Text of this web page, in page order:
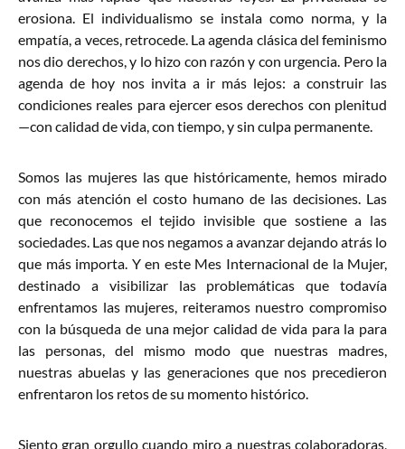
erosiona. El individualismo se instala como norma, y la
empatía, a veces, retrocede. La agenda clásica del feminismo
nos dio derechos, y lo hizo con razón y con urgencia. Pero la
agenda de hoy nos invita a ir más lejos: a construir las
condiciones reales para ejercer esos derechos con plenitud
—con calidad de vida, con tiempo, y sin culpa permanente.
Somos las mujeres las que históricamente, hemos mirado
con más atención el costo humano de las decisiones. Las
que reconocemos el tejido invisible que sostiene a las
sociedades. Las que nos negamos a avanzar dejando atrás lo
que más importa. Y en este Mes Internacional de la Mujer,
destinado a visibilizar las problemáticas que todavía
enfrentamos las mujeres, reiteramos nuestro compromiso
con la búsqueda de una mejor calidad de vida para la para
las personas, del mismo modo que nuestras madres,
nuestras abuelas y las generaciones que nos precedieron
enfrentaron los retos de su momento histórico.
Siento gran orgullo cuando miro a nuestras colaboradoras,